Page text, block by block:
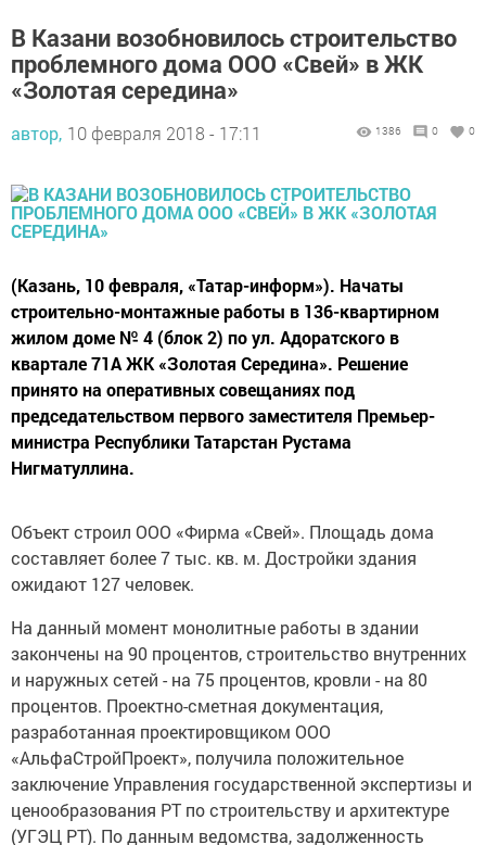
В Казани возобновилось строительство
проблемного дома ООО «Свей» в ЖК
«Золотая середина»
автор, 10 февраля 2018 - 17:11 1386 0 0
(Казань, 10 февраля, «Татар-информ»). Начаты
строительно-монтажные работы в 136-квартирном
жилом доме № 4 (блок 2) по ул. Адоратского в
квартале 71А ЖК «Золотая Середина». Решение
принято на оперативных совещаниях под
председательством первого заместителя Премьер-
министра Республики Татарстан Рустама
Нигматуллина.
Объект строил ООО «Фирма «Свей». Площадь дома
составляет более 7 тыс. кв. м. Достройки здания
ожидают 127 человек.
На данный момент монолитные работы в здании
закончены на 90 процентов, строительство внутренних
и наружных сетей - на 75 процентов, кровли - на 80
процентов. Проектно-сметная документация,
разработанная проектировщиком ООО
«АльфаСтройПроект», получила положительное
заключение Управления государственной экспертизы и
ценообразования РТ по строительству и архитектуре
(УГЭЦ РТ). По данным ведомства, задолженность